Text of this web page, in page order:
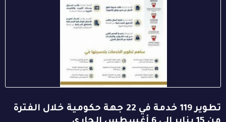
تطوير 119 خدمة في 22 جهة حكومية خلال الفترة